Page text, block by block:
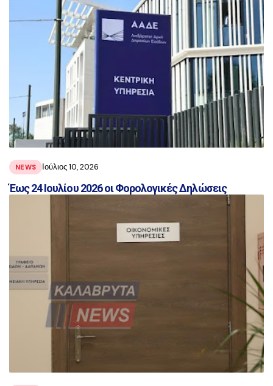
NEWS Ιούλιος 10, 2026
Έως 24 Ιουλίου 2026 οι Φορολογικές Δηλώσεις